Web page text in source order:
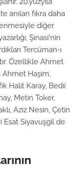
anılan fıkra daha
diğer
Şinasi'nin
Tercüman-ı
Özellikle Ahmet
Ahmet Haşim,
Halit Karay, Bedii
Metin Toker,
Aziz Nesin, Çetin
Esat Siyavuşgil de